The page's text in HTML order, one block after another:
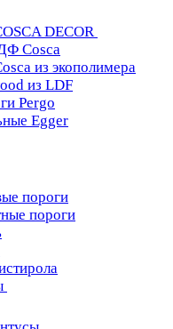
DECOR
Cosca
из экополимера
из LDF
Pergo
Egger
пороги
пороги